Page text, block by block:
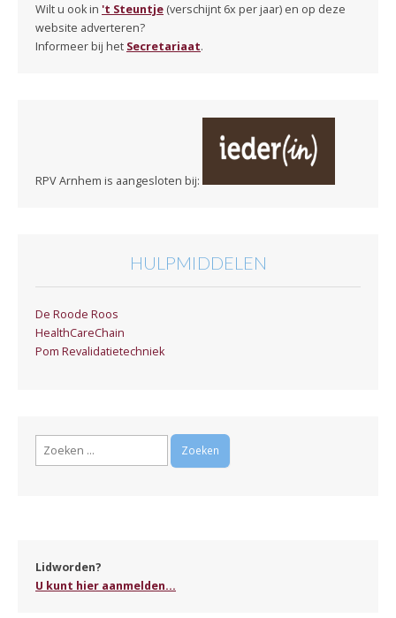
Wilt u ook in 't Steuntje (verschijnt 6x per jaar) en op deze
website adverteren?
Informeer bij het Secretariaat.
RPV Arnhem is aangesloten bij:
HULPMIDDELEN
De Roode Roos
HealthCareChain
Pom Revalidatietechniek
Zoeken
Lidworden?
U kunt hier aanmelden...